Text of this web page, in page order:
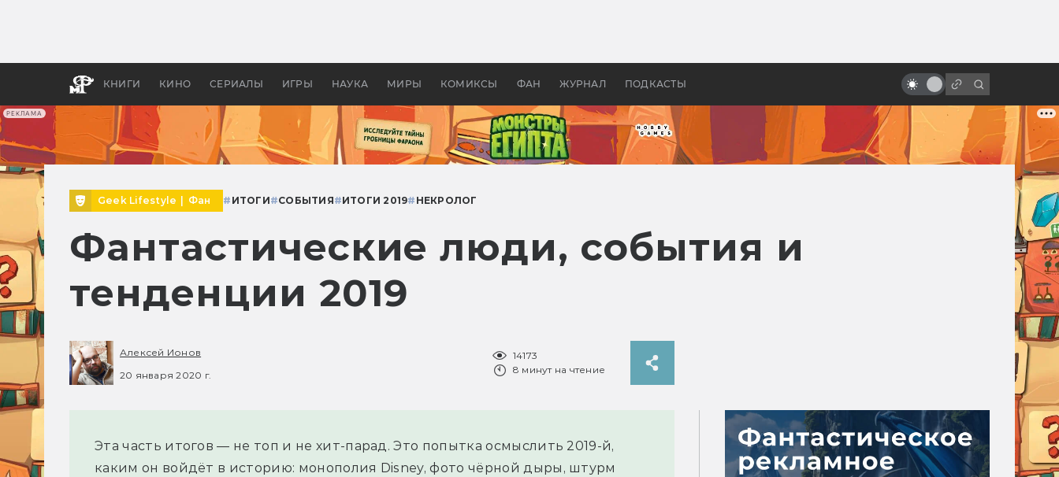
РЕКЛАМА
КНИГИ КИНО СЕРИАЛЫ ИГРЫ НАУКА МИРЫ КОМИКСЫ ФАН ЖУРНАЛ ПОДКАСТЫ
бы «Властелина колец»
Древней Грецией
реальные
Geek Lifestyle Фан # ИТОГИ#СОБЫТИЯ#ИТОГИ 2019# НЕКРОЛОГ
Фантастические люди, события и
тенденции 2019
Алексей Ионов
20 января 2020 г.
14173
8 минут на чтение
Эта часть итогов — не топ и не хит-парад. Это попытка осмыслить 2019-й,
каким он войдёт в историю: монополия Disney, фото чёрной дыры, штурм